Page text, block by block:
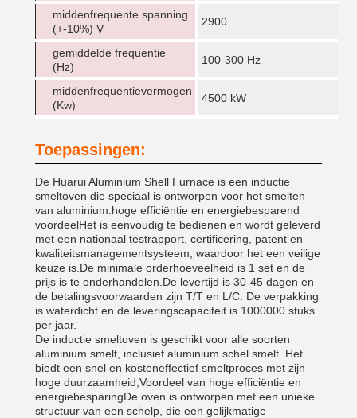
middenfrequente spanning
(+-10%) V
2900
gemiddelde frequentie
(Hz)
100-300 Hz
middenfrequentievermogen
(Kw)
4500 kW
Toepassingen:
De Huarui Aluminium Shell Furnace is een inductie
smeltoven die speciaal is ontworpen voor het smelten
van aluminium.hoge efficiëntie en energiebesparend
voordeelHet is eenvoudig te bedienen en wordt geleverd
met een nationaal testrapport, certificering, patent en
kwaliteitsmanagementsysteem, waardoor het een veilige
keuze is.De minimale orderhoeveelheid is 1 set en de
prijs is te onderhandelen.De levertijd is 30-45 dagen en
de betalingsvoorwaarden zijn T/T en L/C. De verpakking
is waterdicht en de leveringscapaciteit is 1000000 stuks
per jaar.
De inductie smeltoven is geschikt voor alle soorten
aluminium smelt, inclusief aluminium schel smelt. Het
biedt een snel en kosteneffectief smeltproces met zijn
hoge duurzaamheid,Voordeel van hoge efficiëntie en
energiebesparingDe oven is ontworpen met een unieke
structuur van een schelp, die een gelijkmatige